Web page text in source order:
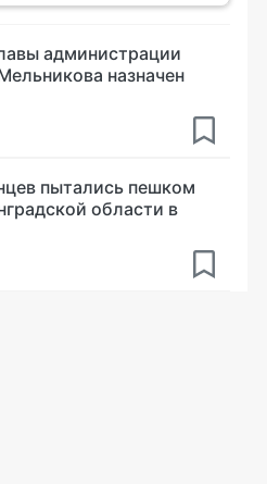
администрации
назначен
пытались пешком
области в